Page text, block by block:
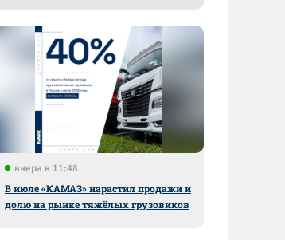
вчера в 11:48
В июле «КАМАЗ» нарастил продажи и
долю на рынке тяжёлых грузовиков